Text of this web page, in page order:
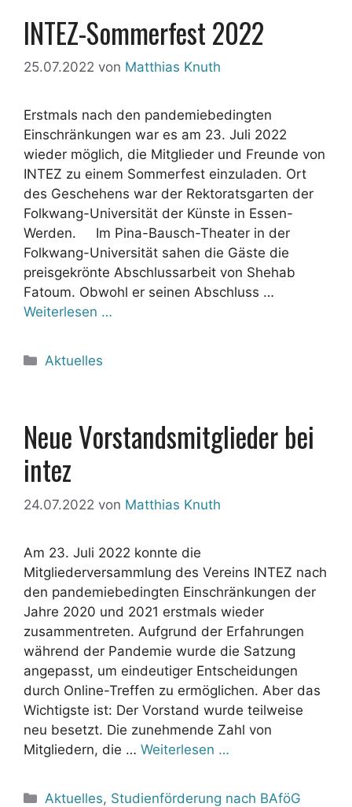
INTEZ-Sommerfest 2022
25.07.2022 von Matthias Knuth
Erstmals nach den pandemiebedingten
Einschränkungen war es am 23. Juli 2022
wieder möglich, die Mitglieder und Freunde von
INTEZ zu einem Sommerfest einzuladen. Ort
des Geschehens war der Rektoratsgarten der
Folkwang-Universität der Künste in Essen-
Werden. Im Pina-Bausch-Theater in der
Folkwang-Universität sahen die Gäste die
preisgekrönte Abschlussarbeit von Shehab
Fatoum. Obwohl er seinen Abschluss …
Weiterlesen …
Kategorien
Aktuelles
Neue Vorstandsmitglieder bei
intez
24.07.2022 von Matthias Knuth
Am 23. Juli 2022 konnte die
Mitgliederversammlung des Vereins INTEZ nach
den pandemiebedingten Einschränkungen der
Jahre 2020 und 2021 erstmals wieder
zusammentreten. Aufgrund der Erfahrungen
während der Pandemie wurde die Satzung
angepasst, um eindeutiger Entscheidungen
durch Online-Treffen zu ermöglichen. Aber das
Wichtigste ist: Der Vorstand wurde teilweise
neu besetzt. Die zunehmende Zahl von
Mitgliedern, die … Weiterlesen …
Kategorien
Aktuelles, Studienförderung nach BAföG